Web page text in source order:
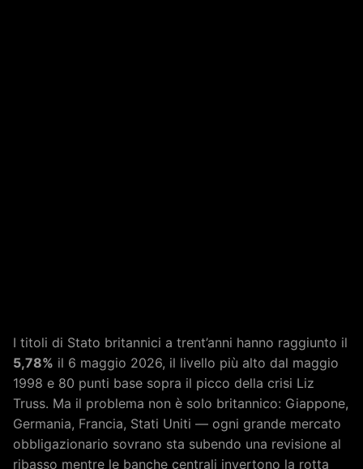
I titoli di Stato britannici a trent’anni hanno raggiunto il
5,78% il 6 maggio 2026, il livello più alto dal maggio
1998 e 80 punti base sopra il picco della crisi Liz
Truss. Ma il problema non è solo britannico: Giappone,
Germania, Francia, Stati Uniti — ogni grande mercato
obbligazionario sovrano sta subendo una revisione al
ribasso mentre le banche centrali invertono la rotta